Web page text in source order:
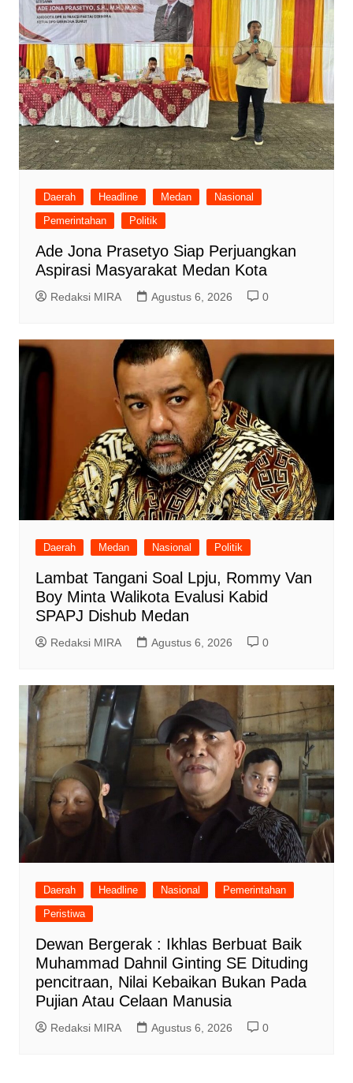
Daerah Headline Medan
Nasional
Pemerintahan
Politik
Ade Jona Prasetyo Siap Perjuangkan
Aspirasi Masyarakat Medan Kota
Redaksi MIRA Agustus 6, 2026 0
Daerah Medan Nasional Politik
Lambat Tangani Soal Lpju, Rommy Van
Boy Minta Walikota Evalusi Kabid
SPAPJ Dishub Medan
Redaksi MIRA Agustus 6, 2026 0
Daerah Headline Nasional
Pemerintahan
Peristiwa
Dewan Bergerak : Ikhlas Berbuat Baik
Muhammad Dahnil Ginting SE Dituding
pencitraan, Nilai Kebaikan Bukan Pada
Pujian Atau Celaan Manusia
Redaksi MIRA Agustus 6, 2026 0